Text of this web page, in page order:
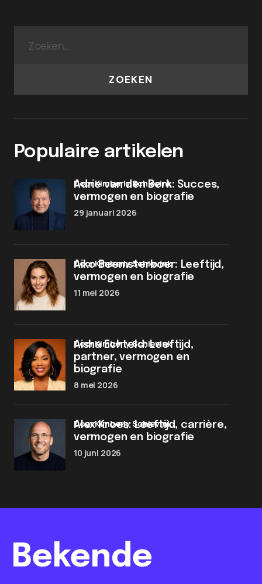
ZOEKEN
Populaire artikelen
Adrie van den Berk: Succes,
vermogen en biografie
door Kimberly Schievink
29 januari 2026
Aiko Beemsterboer: Leeftijd,
vermogen en biografie
door Kimberly Schievink
11 mei 2026
Aisha Echteld: Leeftijd,
partner, vermogen en
biografie
door Kimberly Schievink
8 mei 2026
Alex Kroes: Leeftijd, carrière,
vermogen en biografie
door Kimberly Schievink
10 juni 2026
Bekende